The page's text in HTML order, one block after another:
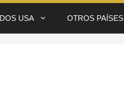
USA OTROS PAÍSES